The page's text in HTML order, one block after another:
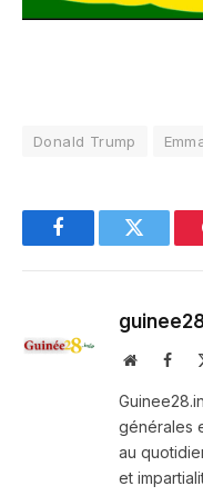
Donald Trump
FacebookTwitter
Website
générales
au
et